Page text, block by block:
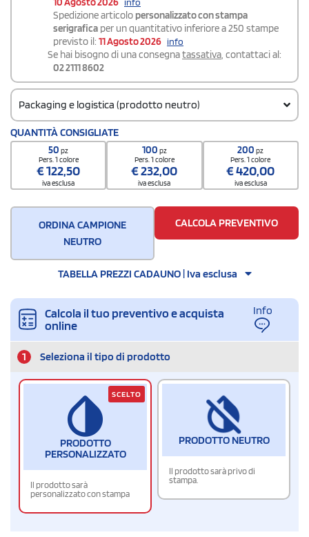
Spedizione articolo personalizzato con stampa
serigrafica per un quantitativo inferiore a 250 stampe
previsto il: 11 Agosto 2026 info
Se hai bisogno di una consegnatassativa, contattaci al:
02 2111 8602
Packaging e logistica (prodotto neutro)
Codice doganale
9505 1090
Quantità per scatola
QUANTITÀ CONSIGLIATE
50pz
Pers. 1 colore
€122,50
iva esclusa
100 pz
Pers. 1 colore
€232,00
iva esclusa
200pz
Pers. 1 colore
€420,00
iva esclusa
ORDINA CAMPIONE
NEUTRO
CALCOLA PREVENTIVO
TABELLA PREZZI CADAUNO | Iva esclusa
Calcola il tuo preventivo e acquista
online
Info
1 Seleziona il tipo di prodotto
PRODOTTO
PERSONALIZZATO
Il prodotto sarà
personalizzato con stampa
SCELTO
PRODOTTO NEUTRO
Il prodotto sarà privo di
stampa.